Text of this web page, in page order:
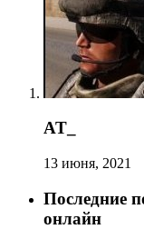
AT_
13 июня, 2021
Последние
онлайн